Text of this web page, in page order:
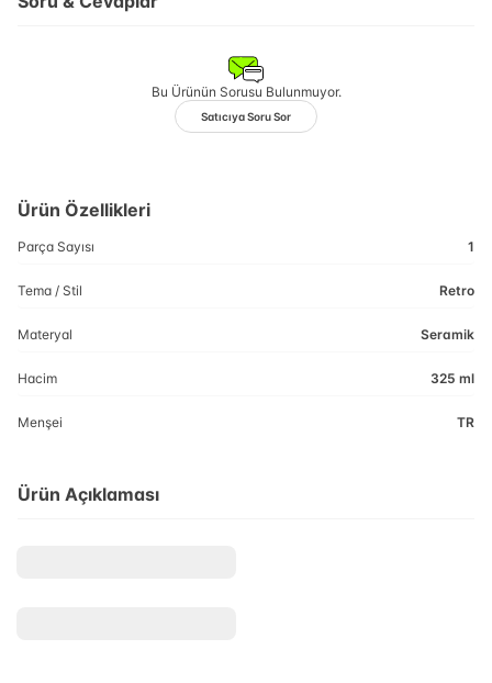
Bu Ürünün Sorusu Bulunmuyor.
Satıcıya Soru Sor
Ürün Özellikleri
Parça Sayısı 1
Tema / Stil Retro
Materyal Seramik
Hacim 325 ml
Menşei TR
Ürün Açıklaması